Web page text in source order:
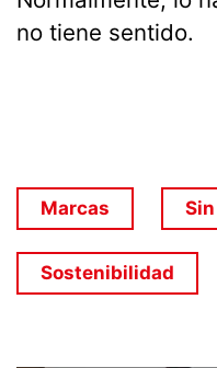
no tiene sentido.
Marcas
Sostenibilidad